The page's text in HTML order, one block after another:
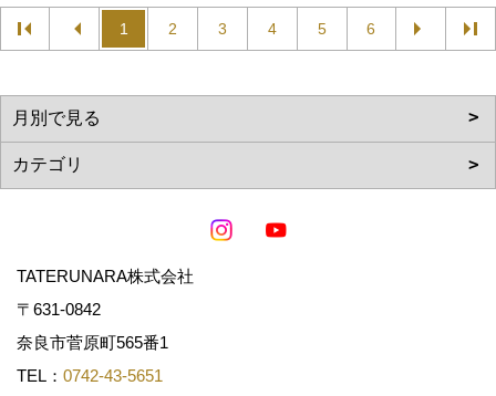
1 2 3 4 5 6
TATERUNARA株式会社
〒631-0842
奈良市菅原町565番1
TEL： 0742-43-5651